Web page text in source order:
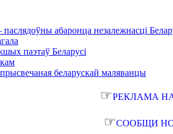
абаронца незалежнасці
паэтаў Беларусі
беларускай маляванцы
☞РЕКЛАМА
☞СООБЩИ